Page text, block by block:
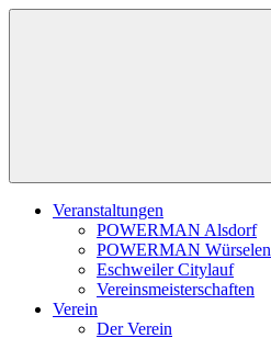
Zum
Veranstaltungen
POWERMAN Alsdorf
POWERMAN Würselen
Eschweiler Citylauf
Vereinsmeisterschaften
Verein
Der Verein